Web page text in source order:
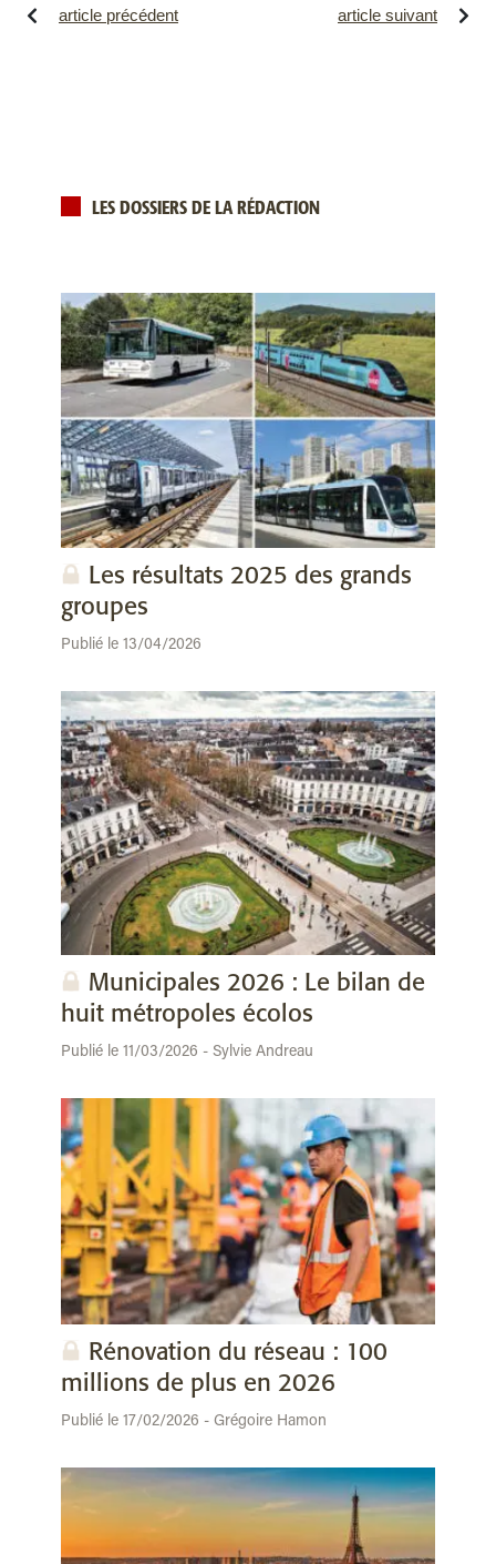
article précédent article suivant
LES DOSSIERS DE LA RÉDACTION
Les résultats 2025 des grands
groupes
Publié le 13/04/2026
Municipales 2026 : Le bilan de
huit métropoles écolos
Publié le 11/03/2026 - Sylvie Andreau
Rénovation du réseau : 100
millions de plus en 2026
Publié le 17/02/2026 - Grégoire Hamon